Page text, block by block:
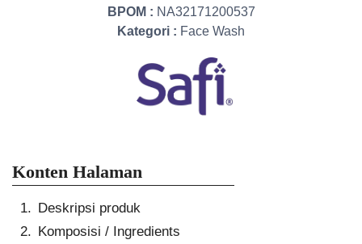
BPOM : NA32171200537
Kategori : Face Wash
Konten Halaman
Deskripsi produk
Komposisi / Ingredients